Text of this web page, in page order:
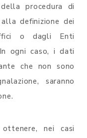
procedura di
definizione dei
o dagli Enti
ogni caso, i dati
che non sono
saranno
nei casi